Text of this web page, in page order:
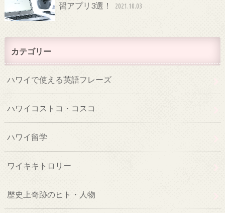
習アプリ3選！
2021.10.03
カテゴリー
ハワイで使える英語フレーズ
ハワイコストコ・コスコ
ハワイ留学
ワイキキトロリー
歴史上奇跡のヒト・人物